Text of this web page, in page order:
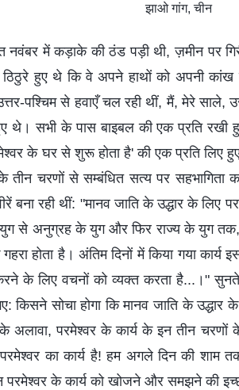
झाओ गांग, चीन
नवंबर में कड़ाके की ठंड पड़ी थी, ज़मीन पर
हुए थे कि वे अपने हाथों को अपनी
पश्चिम से हवाएँ चल रही थीं, मैं, मेरे साले,
थे। सभी के पास बाइबल की एक प्रति
के घर से शुरू होता है' की एक प्रति लिए
तीन चरणों से सम्बंधित सत्य पर सहभागिता
बना रही थीं: "मानव जाति के उद्धार के लिए
से अनुग्रह के युग और फिर राज्य के युग तक,
होता है। अंतिम दिनों में किया गया कार्य
के लिए वचनों को व्यक्त करता है...।"
किसने सोचा होगा कि मानव जाति के उद्धार
के अलावा, परमेश्वर के कार्य के इन तीन
का कार्य है! हम अगले दिन की शाम
परमेश्वर के कार्य को खोजने और समझने की